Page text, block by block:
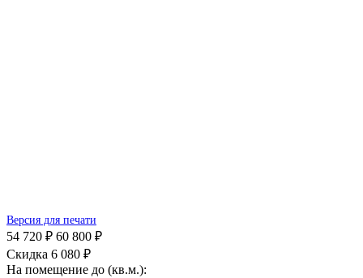
Версия для печати
54 720 ₽ 60 800 ₽
Скидка 6 080 ₽
На помещение до (кв.м.):